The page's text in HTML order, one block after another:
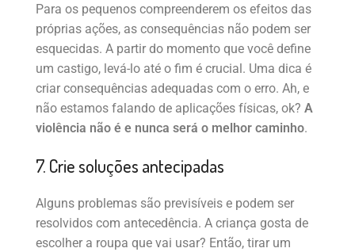
Para os pequenos compreenderem os efeitos das
próprias ações, as consequências não podem ser
esquecidas. A partir do momento que você define
um castigo, levá-lo até o fim é crucial. Uma dica é
criar consequências adequadas com o erro. Ah, e
não estamos falando de aplicações físicas, ok? A
violência não é e nunca será o melhor caminho.
7. Crie soluções antecipadas
Alguns problemas são previsíveis e podem ser
resolvidos com antecedência. A criança gosta de
escolher a roupa que vai usar? Então, tirar um